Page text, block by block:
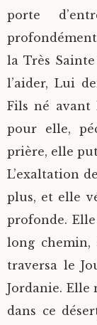
porte
la Très
l’aider, Lui
Fils né avant
pour elle,
prière, elle
L’exaltation
plus, et elle
profonde.
long
traversa le
Jordanie. Elle
dans ce